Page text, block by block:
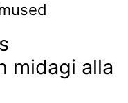
midagi alla